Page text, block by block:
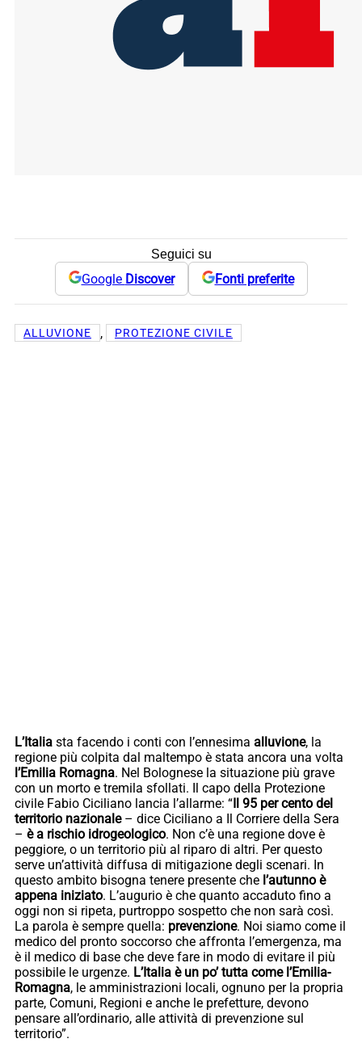
Seguici su
Google Discover Fonti preferite
ALLUVIONE , PROTEZIONE CIVILE
L’Italia sta facendo i conti con l’ennesima alluvione, la
regione più colpita dal maltempo è stata ancora una volta
l’Emilia Romagna. Nel Bolognese la situazione più grave
con un morto e tremila sfollati. Il capo della Protezione
civile Fabio Ciciliano lancia l’allarme: “Il 95 per cento del
territorio nazionale– dice Ciciliano a Il Corriere della Sera
– è a rischio idrogeologico. Non c’è una regione dove è
peggiore, o un territorio più al riparo di altri. Per questo
serve un’attività diffusa di mitigazione degli scenari. In
questo ambito bisogna tenere presente che l’autunno è
appena iniziato. L’augurio è che quanto accaduto fino a
oggi non si ripeta, purtroppo sospetto che non sarà così.
La parola è sempre quella: prevenzione. Noi siamo come il
medico del pronto soccorso che affronta l’emergenza, ma
è il medico di base che deve fare in modo di evitare il più
possibile le urgenze. L’Italia è un po’ tutta come l’Emilia-
Romagna, le amministrazioni locali, ognuno per la propria
parte, Comuni, Regioni e anche le prefetture, devono
pensare all’ordinario, alle attività di prevenzione sul
territorio”.